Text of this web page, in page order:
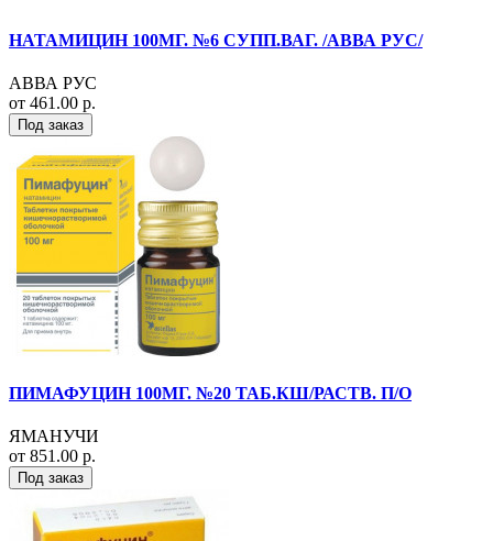
НАТАМИЦИН 100МГ. №6 СУПП.ВАГ. /АВВА РУС/
АВВА РУС
от 461.00 р.
Под заказ
ПИМАФУЦИН 100МГ. №20 ТАБ.КШ/РАСТВ. П/О
ЯМАНУЧИ
от 851.00 р.
Под заказ